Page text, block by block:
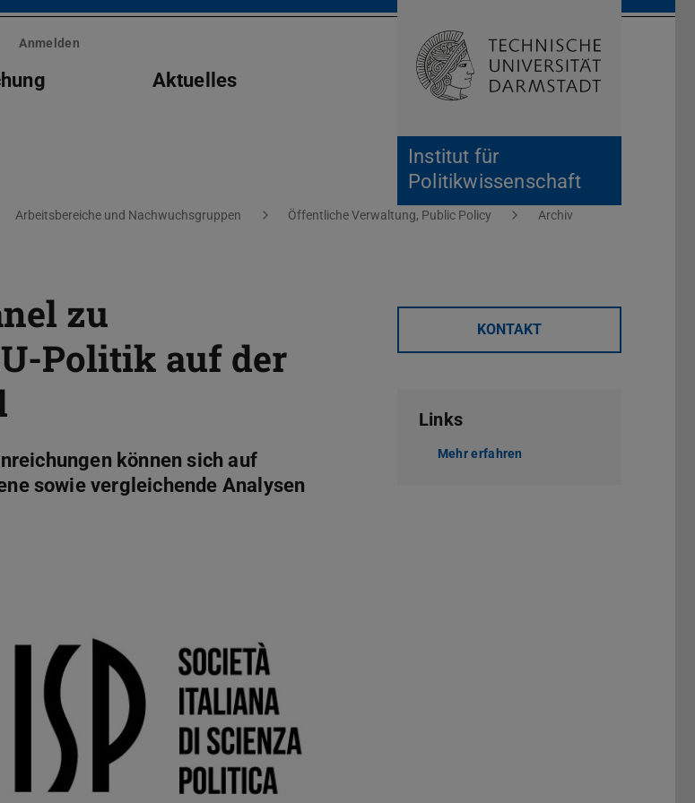
Institut für
Politikwissenschaft
Anmelden
Aktuelles Suche öffnen
Arbeitsbereiche und Nachwuchsgruppen Öffentliche Verwaltung, Public Policy Archiv
zu
Politik auf der
können sich auf
sowie vergleichende Analysen
KONTAKT
Links
Mehr erfahren